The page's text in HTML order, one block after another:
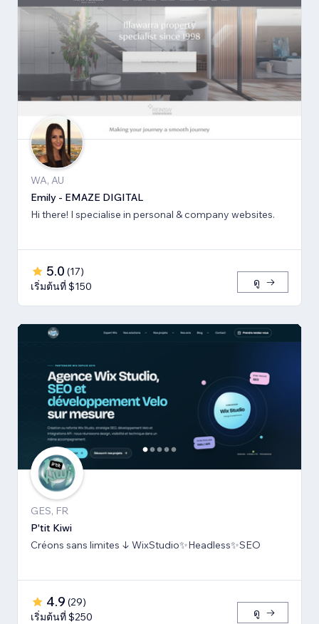
WA, AU
Emily - EMAZE DIGITAL
Hi there! I specialise in personal & company websites.
5.0 (17)
เริ่มต้นที่ $150
ดู
GES, FR
P'tit Kiwi
Créons sans limites ↓ WixStudio✨Headless✨SEO
4.9 (29)
เริ่มต้นที่ $250
ดู